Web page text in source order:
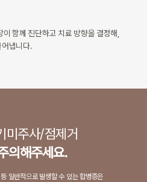
함께 진단하고 치료 방향을 결정해,
냅니다.
미주사/점제거
의해주세요.
일반적으로 발생할 수 있는 합병증은